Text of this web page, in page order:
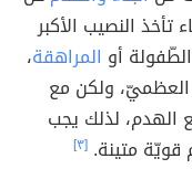
تأخذ النصيب الأكبر
أو المراهقة،
العظميّ، ولكن مع
الهدم، لذلك يجب
قويّة متينة. [٣]